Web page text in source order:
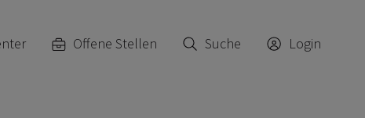
Offene Stellen Suche Login